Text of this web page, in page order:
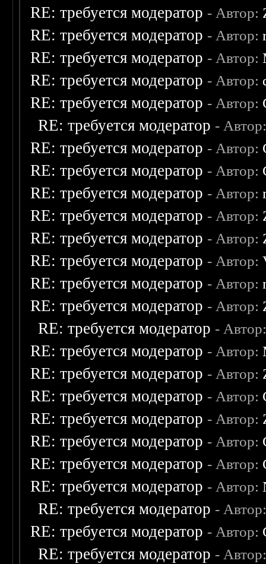
RE: требуется модератор - Автор:
RE: требуется модератор - Автор:
RE: требуется модератор - Автор:
RE: требуется модератор - Автор:
RE: требуется модератор - Автор:
RE: требуется модератор -
RE: требуется модератор - Автор:
RE: требуется модератор - Автор:
RE: требуется модератор - Автор:
RE: требуется модератор - Автор:
RE: требуется модератор - Автор:
RE: требуется модератор - Автор:
RE: требуется модератор - Автор:
RE: требуется модератор - Автор:
RE: требуется модератор -
RE: требуется модератор - Автор:
RE: требуется модератор - Автор:
RE: требуется модератор - Автор:
RE: требуется модератор - Автор:
RE: требуется модератор - Автор:
RE: требуется модератор - Автор:
RE: требуется модератор - Автор:
RE: требуется модератор -
RE: требуется модератор - Автор:
RE: требуется модератор -